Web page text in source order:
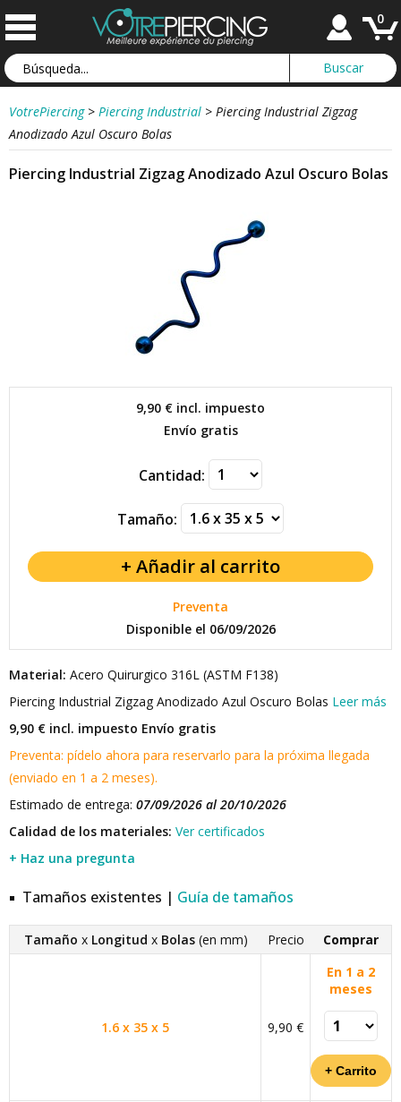
0
VotrePiercing > Piercing Industrial > Piercing Industrial Zigzag
Anodizado Azul Oscuro Bolas
Piercing Industrial Zigzag Anodizado Azul Oscuro Bolas
9,90 € incl. impuesto
Envío gratis
Cantidad:
Tamaño:
Preventa
Disponible el 06/09/2026
Material: Acero Quirurgico 316L (ASTM F138)
Piercing Industrial Zigzag Anodizado Azul Oscuro Bolas Leer más
9,90 € incl. impuesto Envío gratis
Preventa: pídelo ahora para reservarlo para la próxima llegada
(enviado en 1 a 2 meses).
Estimado de entrega: 07/09/2026 al 20/10/2026
Calidad de los materiales: Ver certificados
+ Haz una pregunta
Tamaños existentes | Guía de tamaños
Tamaño x Longitud x Bolas (en mm) Precio Comprar
1.6 x 35 x 5 9,90 €
En 1 a 2
meses